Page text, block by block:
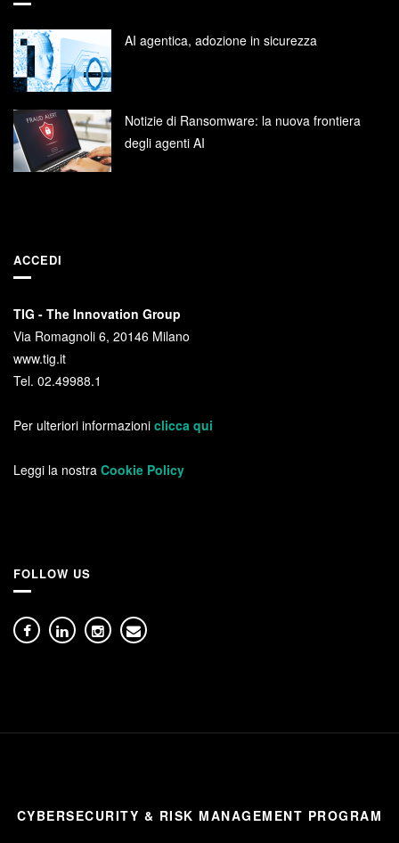
AI agentica, adozione in sicurezza
Notizie di Ransomware: la nuova frontiera
degli agenti AI
ACCEDI
TIG - The Innovation Group
Via Romagnoli 6, 20146 Milano
www.tig.it
Tel. 02.49988.1
Per ulteriori informazioni clicca qui
Leggi la nostra Cookie Policy
FOLLOW US
CYBERSECURITY & RISK MANAGEMENT PROGRAM